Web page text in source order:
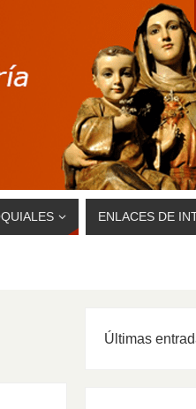
ENLACES DE
Últimas